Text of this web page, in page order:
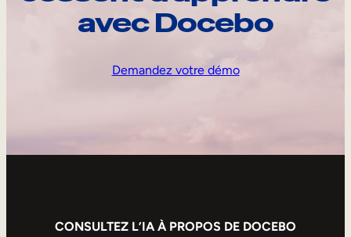
avec Docebo
Demandez votre démo
CONSULTEZ L’IA À PROPOS DE DOCEBO